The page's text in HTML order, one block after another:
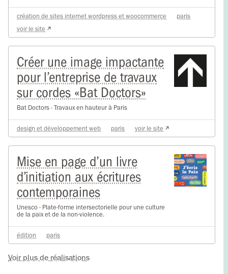
création de sites internet wordpress et woocommerce
paris
voir le site
Créer une image impactante
pour l’entreprise de travaux
sur cordes «Bat Doctors»
Bat Doctors - Travaux en hauteur à Paris
design et développement web paris voir le site
Mise en page d’un livre
d’initiation aux écritures
contemporaines
Unesco - Plate-forme intersectorielle pour une culture
de la paix et de la non-violence.
édition paris
Voir plus de réalisations